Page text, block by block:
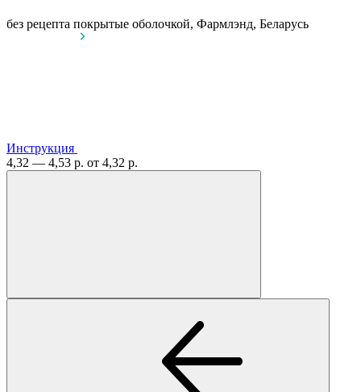
без рецепта покрытые оболочкой, Фармлэнд, Беларусь
Инструкция
4,32 — 4,53 р. от 4,32 р.